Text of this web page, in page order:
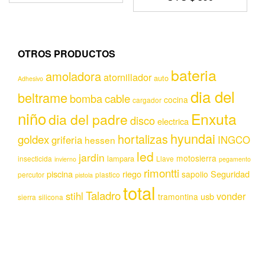
OTROS PRODUCTOS
Adhesivo amoladoraatornillador auto bateria
beltramebombacable cargador cocina dia del
niñodia del padrediscoelectrica Enxuta
goldexgriferia hessen hortalizas hyundai INGCO
insecticida invierno jardin lampara led Llave motosierra pegamento
percutor piscina pistola plastico riego rimontti sapolio Seguridad
sierra silicona stihl Taladrototal tramontina usbvonder